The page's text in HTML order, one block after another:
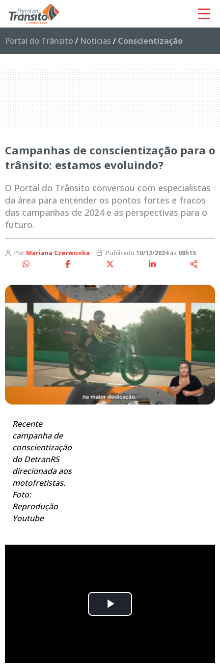
Portal do Trânsito / Notícias / Conscientização
Campanhas de conscientização para o
trânsito: estamos evoluindo?
O Portal do Trânsito conversou com especialistas
da área para entender os pontos fortes e fracos
das campanhas de 2024 e as perspectivas para o
futuro.
Por Mariana Czerwonka Publicado 10/12/2024às 08h15
Recente
campanha de
conscientização
do DetranRS
direcionada aos
motofretistas.
Foto:
Reprodução
Youtube